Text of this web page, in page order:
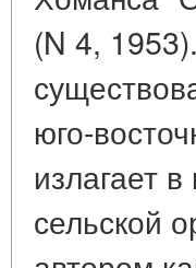
(N 4,
юго-
излагает
сельской